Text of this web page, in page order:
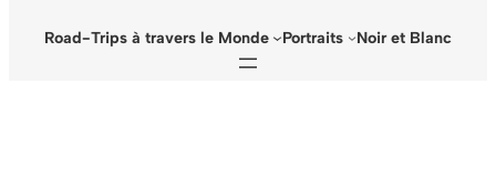
Road-Trips à travers le Monde Portraits Noir et Blanc